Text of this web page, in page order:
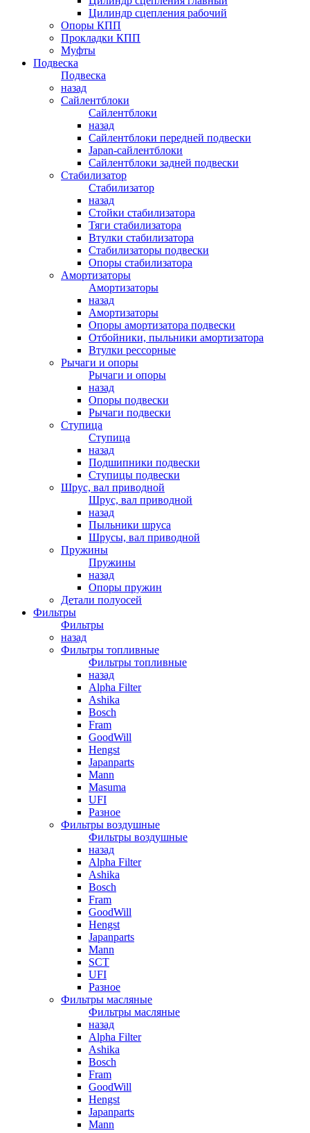
Цилиндр сцепления рабочий
Опоры КПП
Прокладки КПП
Муфты
Подвеска
Подвеска
назад
Сайлентблоки
Сайлентблоки
назад
Сайлентблоки передней подвески
Japan-сайлентблоки
Сайлентблоки задней подвески
Стабилизатор
Стабилизатор
назад
Стойки стабилизатора
Тяги стабилизатора
Втулки стабилизатора
Стабилизаторы подвески
Опоры стабилизатора
Амортизаторы
Амортизаторы
назад
Амортизаторы
Опоры амортизатора подвески
Отбойники, пыльники амортизатора
Втулки рессорные
Рычаги и опоры
Рычаги и опоры
назад
Опоры подвески
Рычаги подвески
Ступица
Ступица
назад
Подшипники подвески
Ступицы подвески
Шрус, вал приводной
Шрус, вал приводной
назад
Пыльники шруса
Шрусы, вал приводной
Пружины
Пружины
назад
Опоры пружин
Детали полуосей
Фильтры
Фильтры
назад
Фильтры топливные
Фильтры топливные
назад
Alpha Filter
Ashika
Bosch
Fram
GoodWill
Hengst
Japanparts
Mann
Masuma
UFI
Разное
Фильтры воздушные
Фильтры воздушные
назад
Alpha Filter
Ashika
Bosch
Fram
GoodWill
Hengst
Japanparts
Mann
SCT
UFI
Разное
Фильтры масляные
Фильтры масляные
назад
Alpha Filter
Ashika
Bosch
Fram
GoodWill
Hengst
Japanparts
Mann